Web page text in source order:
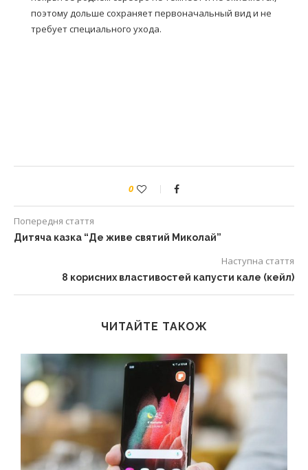
поэтому дольше сохраняет первоначальный вид и не
требует специального ухода.
0
Попередня стаття
Дитяча казка “Де живе святий Миколай”
Наступна стаття
8 корисних властивостей капусти кале (кейл)
ЧИТАЙТЕ ТАКОЖ